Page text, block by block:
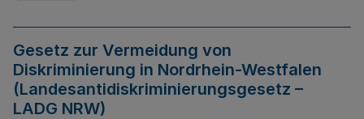
Gesetz zur Vermeidung von
Diskriminierung in Nordrhein-Westfalen
(Landesantidiskriminierungsgesetz –
LADG NRW)